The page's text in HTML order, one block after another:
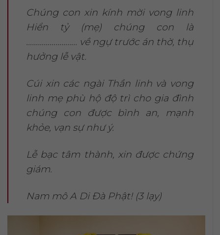
Chúng con xin kính mời vong linh
Hiển tỷ (mẹ) chúng con là
…………………….. về ngự trước án thờ, thụ
hưởng lễ vật.
Cúi xin các ngài Thần linh và vong
linh mẹ phù hộ độ trì cho gia đình
chúng con được bình an, mạnh
khỏe, vạn sự như ý.
Lễ bạc tâm thành, xin được chứng
giám.
Nam mô A Di Đà Phật! (3 lạy)